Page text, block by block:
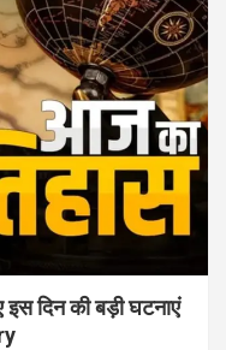
दिन की बड़ी घटनाएं